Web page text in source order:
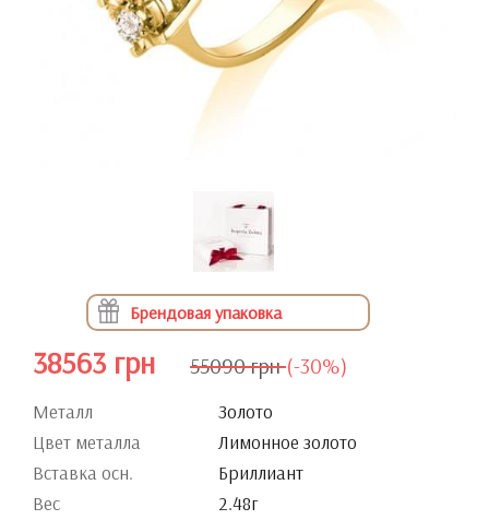
Брендовая упаковка
38563 грн 55090 грн (-30%)
Металл
Золото
Цвет металла
Лимонное золото
Вставка осн.
Бриллиант
Вес
2.48г